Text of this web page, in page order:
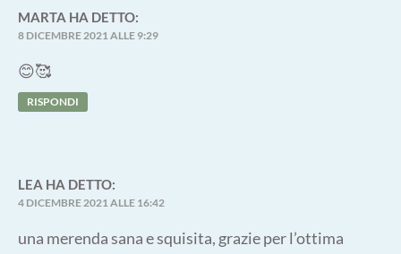
MARTA HA DETTO:
8 DICEMBRE 2021 ALLE 9:29
😊🥰
RISPONDI
LEA HA DETTO:
4 DICEMBRE 2021 ALLE 16:42
una merenda sana e squisita, grazie per l’ottima